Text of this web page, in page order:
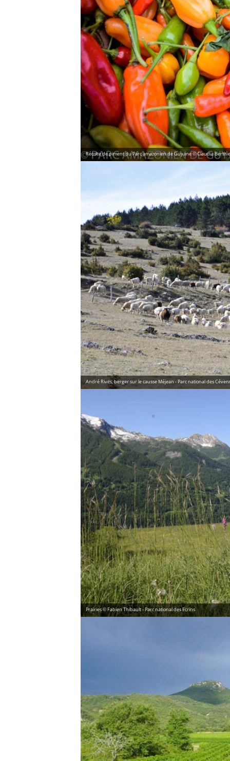
Récolte de piment du Parc amazonien de Guyane © Claudia
André Rives, berger sur le causse Méjean - Parc national des
Prairies © Fabien Thibault - Parc national des Ecrins